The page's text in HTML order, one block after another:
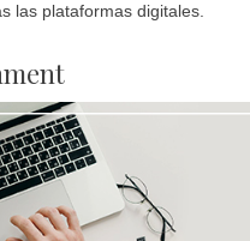
las plataformas digitales.